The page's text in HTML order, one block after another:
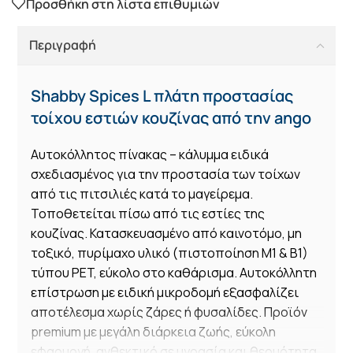
Προσθήκη στη λίστα επιθυμιών
Περιγραφή
Shabby Spices L πλάτη προστασίας
τοίχου εστιών κουζίνας από την ango
Αυτοκόλλητος πίνακας – κάλυμμα ειδικά
σχεδιασμένος για την προστασία των τοίχων
από τις πιτσιλιές κατά το μαγείρεμα.
Τοποθετείται πίσω από τις εστίες της
κουζίνας. Κατασκευασμένο από καινοτόμο, μη
τοξικό, πυρίμαχο υλικό (πιστοποίηση Μ1 & Β1)
τύπου PET, εύκολο στο καθάρισμα. Αυτοκόλλητη
επίστρωση με ειδική μικροδομή εξασφαλίζει
αποτέλεσμα χωρίς ζάρες ή φυσαλίδες. Προϊόν
premium με μεγάλη διάρκεια ζωής, εύκολη